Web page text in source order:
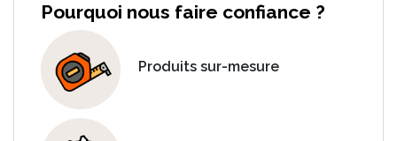
Pourquoi nous faire confiance ?
Produits sur-mesure